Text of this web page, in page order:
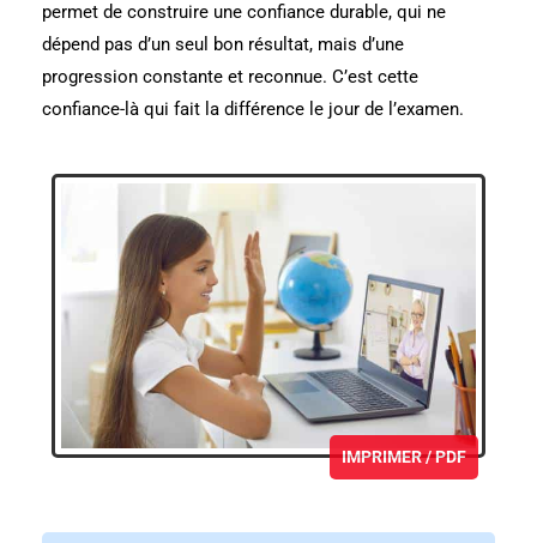
permet de construire une confiance durable, qui ne
dépend pas d’un seul bon résultat, mais d’une
progression constante et reconnue. C’est cette
confiance-là qui fait la différence le jour de l’examen.
IMPRIMER / PDF